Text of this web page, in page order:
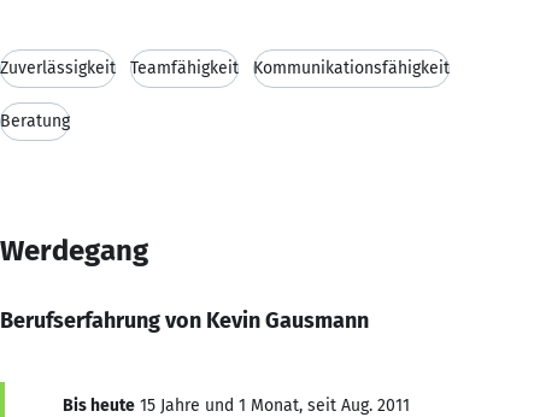
Zuverlässigkeit Teamfähigkeit Kommunikationsfähigkeit
Beratung
Werdegang
Berufserfahrung von Kevin Gausmann
Bis heute 15 Jahre und 1 Monat, seit Aug. 2011